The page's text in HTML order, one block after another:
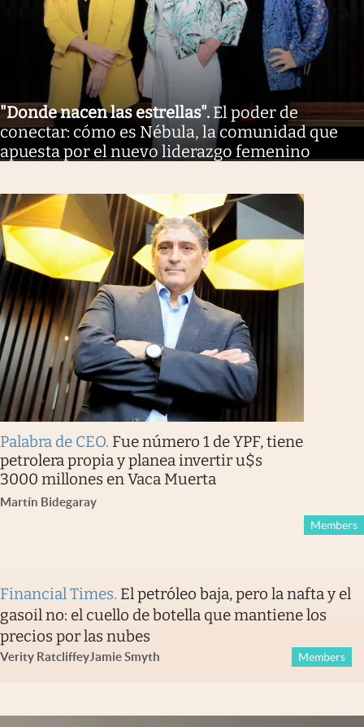
"Donde nacen las estrellas". El poder de
conectar: cómo es Nébula, la comunidad que
apuesta por el nuevo liderazgo femenino
Palabra de CEO. Fue número 1 de YPF, tiene
petrolera propia y planea invertir u$s
3000 millones en Vaca Muerta
Martín Bidegaray
Members
Financial Times. El petróleo baja, pero la nafta y el
gasoil no: el cuello de botella que mantiene los
precios por las nubes
Verity RatcliffeyJamie Smyth Members